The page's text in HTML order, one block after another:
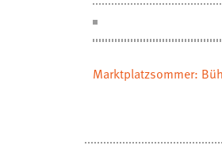
Marktplatzsommer: